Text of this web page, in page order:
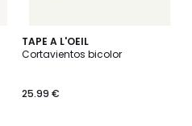
TAPE A L'OEIL
Cortavientos bicolor
25.99 €